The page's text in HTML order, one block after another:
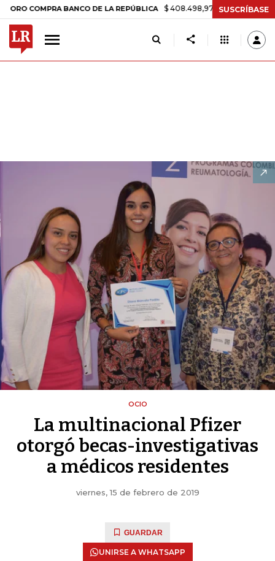
BANCO DE LA REPÚBLICA $ 408.498,97 +$ 8.753,81 +2,19%
SUSCRÍBASE
OCIO
La multinacional Pfizer
otorgó becas-investigativas
a médicos residentes
viernes, 15 de febrero de 2019
GUARDAR
UNIRSE A WHATSAPP